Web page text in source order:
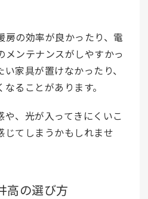
の効率が良かったり、電
ンテナンスがしやすかっ
家具が置けなかったり、
ることがあります。
、光が入ってきにくいこ
じてしまうかもしれませ
高の選び方